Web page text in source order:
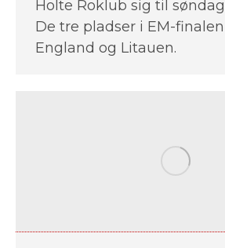
Holte Roklub sig til
De tre pladser i EM-
England og Litauen.